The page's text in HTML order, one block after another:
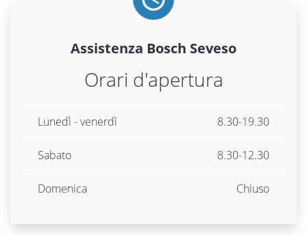
Assistenza Bosch Seveso
Orari d'apertura
Lunedì - venerdì 8.30-19.30
Sabato 8.30-12.30
Domenica Chiuso